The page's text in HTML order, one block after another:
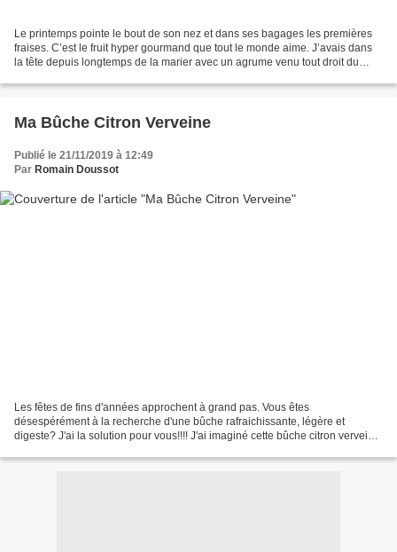
Le printemps pointe le bout de son nez et dans ses bagages les premières
fraises. C’est le fruit hyper gourmand que tout le monde aime. J’avais dans
la tête depuis longtemps de la marier avec un agrume venu tout droit du
Ma Bûche Citron Verveine
Publié le 21/11/2019 à 12:49
Par Romain Doussot
Les fêtes de fins d'années approchent à grand pas. Vous êtes
désespérément à la recherche d'une bûche rafraichissante, légère et
digeste? J'ai la solution pour vous!!!! J'ai imaginé cette bûche citron verveine.